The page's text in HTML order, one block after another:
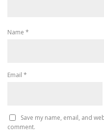
Name *
Email *
Save my name, email, and
comment.